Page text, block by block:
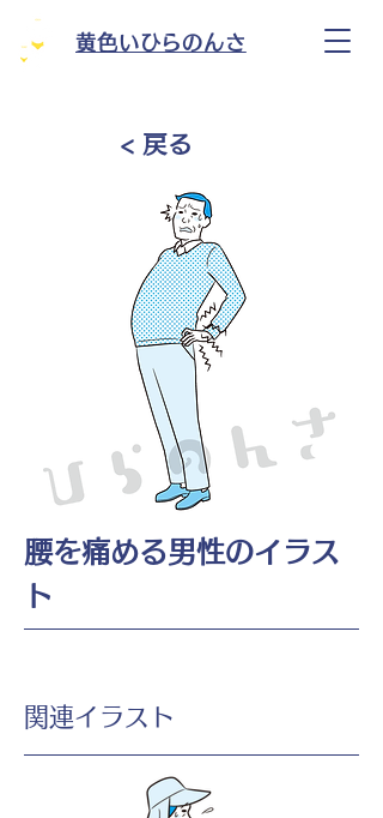
黄色いひらのんさ
< 戻る
腰を痛める男性のイラス
ト
​関連イラスト